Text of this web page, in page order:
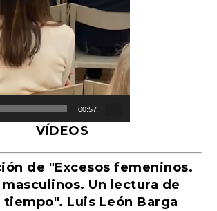
00:57
VÍDEOS
de "Excesos femeninos.
Un lectura de
Luis León Barga